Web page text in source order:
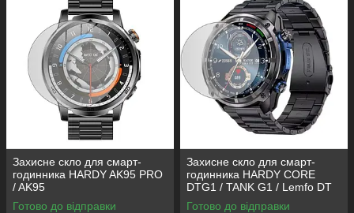
Захисне скло для смарт-
годинника HARDY AK95 PRO
/ AK95
Готово до відправки
Захисне скло для смарт-
годинника HARDY CORE
DTG1 / TANK G1 / Lemfo DT
G1 / SKVAD G1
Готово до відправки